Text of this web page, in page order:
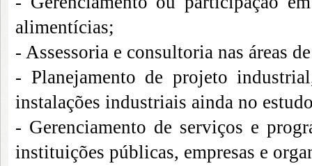
alimentícias;
- Assessoria e consultoria nas áreas
- Planejamento de projeto
instalações industriais ainda no
- Gerenciamento de serviços e
instituições públicas, empresas e